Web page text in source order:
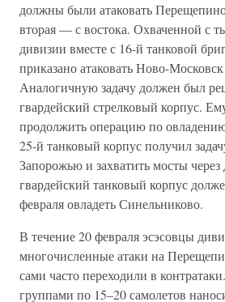
должны были атаковать
вторая — с востока. Охваченной с
дивизии вместе с 16-й танковой
приказано атаковать Ново-Московск
Аналогичную задачу должен был
гвардейский стрелковый корпус.
продолжить операцию по
25-й танковый корпус получил
Запорожью и захватить мосты
гвардейский танковый корпус
февраля овладеть Синельниково.
В течение 20 февраля эсэсовцы
многочисленные атаки на
сами часто переходили в
группами по 15–20 самолетов